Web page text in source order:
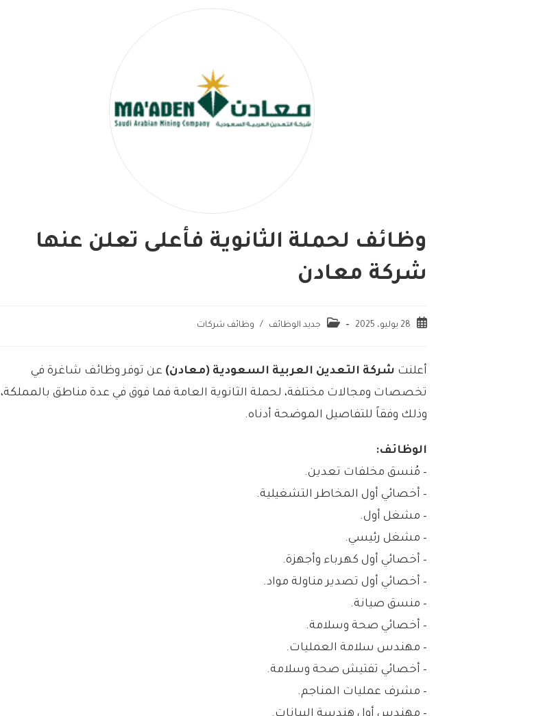
وظائف لحملة الثانوية فأعلى تعلن عنها
شركة معادن
28 يوليو، 2025 جديد الوظائف / وظائف شركات
أعلنت شركة التعدين العربية السعودية (معادن) عن توفر وظائف شاغرة في
تخصصات ومجالات مختلفة، لحملة الثانوية العامة فما فوق في عدة مناطق بالمملكة،
وذلك وفقاً للتفاصيل الموضحة أدناه.
الوظائف:
– مُنسق مخلفات تعدين.
– أخصائي أول المخاطر التشغيلية.
– مشغل أول.
– مشغل رئيسي.
– أخصائي أول كهرباء وأجهزة.
– أخصائي أول تصدير مناولة مواد.
– منسق صيانة.
– أخصائي صحة وسلامة.
– مهندس سلامة العمليات.
– أخصائي تفتيش صحة وسلامة.
– مشرف عمليات المناجم.